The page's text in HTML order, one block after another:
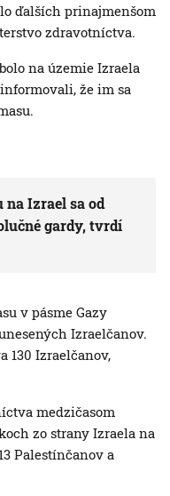
ďalších prinajmenšom
zdravotníctva.
na územie Izraela
že im sa
Izrael sa od
gardy, tvrdí
v pásme Gazy
Izraelčanov.
130 Izraelčanov,
medzičasom
zo strany Izraela na
Palestínčanov a